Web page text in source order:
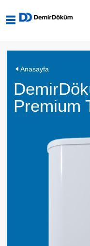
Anasayfa
Premium
DemirDöküm
Premium
Termosifon